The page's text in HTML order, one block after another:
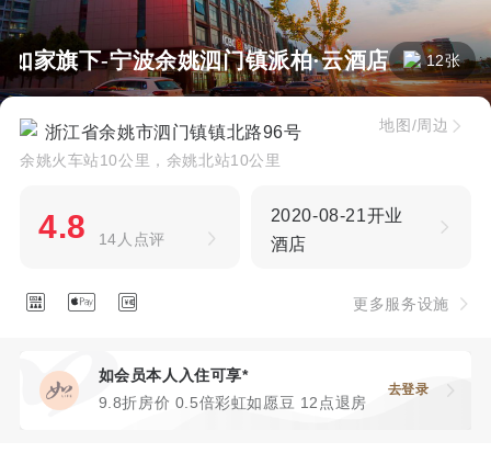
如家旗下-宁波余姚泗门镇派柏·云酒店 12张
浙江省余姚市泗门镇镇北路96号
余姚火车站10公里，余姚北站10公里
地图/周边
4.8 14人点评
2020-08-21开业
酒店
   更多服务设施
如会员本人入住可享*
9.8折房价 0.5倍彩虹如愿豆 12点退房
去登录